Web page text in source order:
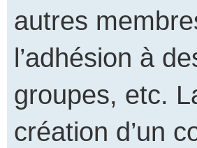
autres
l’adhésion à
groupes, etc.
création d’un